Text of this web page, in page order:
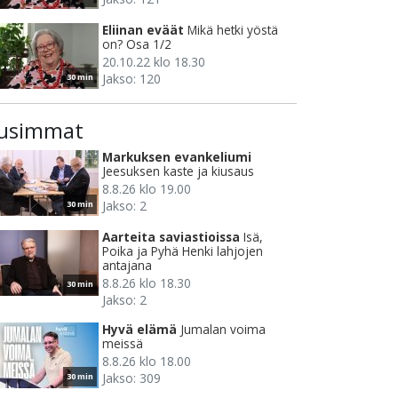
30 min
Eliinan eväät Mikä hetki yöstä
on? Osa 1/2
20.10.22 klo 18.30
Jakso: 120
30 min
Markuksen evankeliumi
Jeesuksen kaste ja kiusaus
8.8.26 klo 19.00
Jakso: 2
30 min
Aarteita saviastioissa Isä,
Poika ja Pyhä Henki lahjojen
antajana
8.8.26 klo 18.30
Jakso: 2
30 min
Hyvä elämä Jumalan voima
meissä
8.8.26 klo 18.00
Jakso: 309